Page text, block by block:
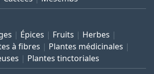
Épices Fruits
Herbes
à fibres
Plantes médicinales
Plantes tinctoriales